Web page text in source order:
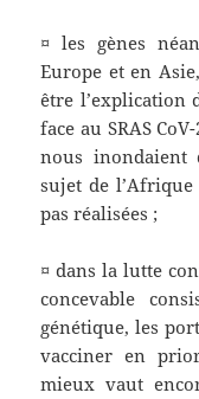
¤ les gènes
Europe et en
être l’explication
face au SRAS
nous inondaient
sujet de
pas réalisées ;
¤ dans la lutte
concevable
génétique, les
vacciner en
mieux vaut